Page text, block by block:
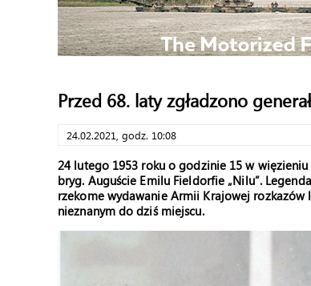
Przed 68. laty zgładzono
24.02.2021, godz. 10:08
24 lutego 1953 roku o godzinie 15 w
bryg. Auguście Emilu Fieldorfie „Nilu”.
rzekome wydawanie Armii Krajowej rozkazów
nieznanym do dziś miejscu.